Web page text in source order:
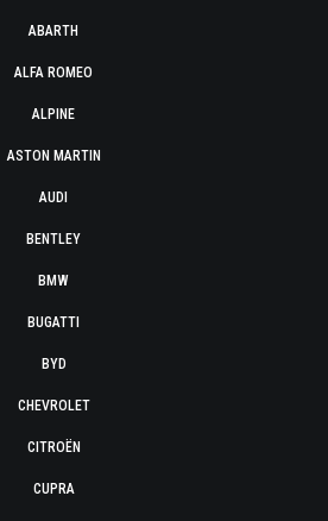
ABARTH
ALFA ROMEO
ALPINE
ASTON MARTIN
AUDI
BENTLEY
BMW
BUGATTI
BYD
CHEVROLET
CITROËN
CUPRA